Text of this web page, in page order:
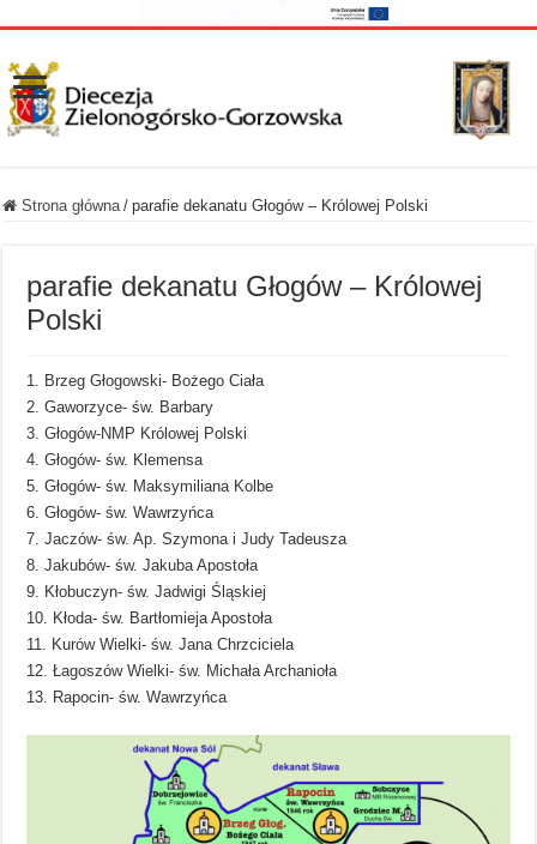
Strona główna / parafie dekanatu Głogów – Królowej Polski
parafie dekanatu Głogów – Królowej
Polski
1. Brzeg Głogowski- Bożego Ciała
2. Gaworzyce- św. Barbary
3. Głogów-NMP Królowej Polski
4. Głogów- św. Klemensa
5. Głogów- św. Maksymiliana Kolbe
6. Głogów- św. Wawrzyńca
7. Jaczów- św. Ap. Szymona i Judy Tadeusza
8. Jakubów- św. Jakuba Apostoła
9. Kłobuczyn- św. Jadwigi Śląskiej
10. Kłoda- św. Bartłomieja Apostoła
11. Kurów Wielki- św. Jana Chrzciciela
12. Łagoszów Wielki- św. Michała Archanioła
13. Rapocin- św. Wawrzyńca